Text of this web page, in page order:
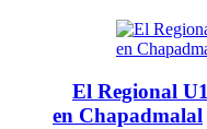
El Regional
en Chapadmalal